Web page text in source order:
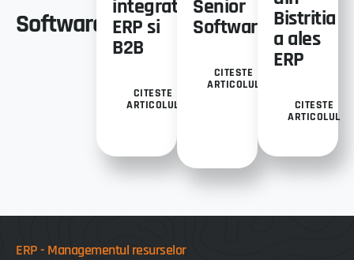
Software
integrate
ERP si
B2B
CITESTE
ARTICOLUL
Senior
Software
CITESTE
ARTICOLUL
Bistritia
a ales
ERP
CITESTE
ARTICOLUL
ERP - Managementul resurselor